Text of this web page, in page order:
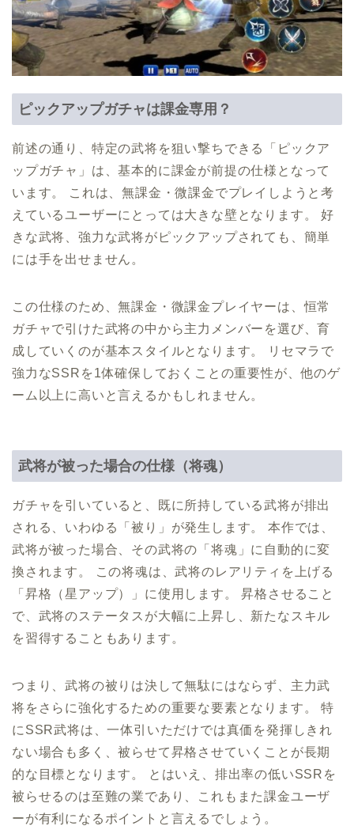
ピックアップガチャは課金専用？
前述の通り、特定の武将を狙い撃ちできる「ピックア
ップガチャ」は、基本的に課金が前提の仕様となって
います。 これは、無課金・微課金でプレイしようと考
えているユーザーにとっては大きな壁となります。 好
きな武将、強力な武将がピックアップされても、簡単
には手を出せません。
この仕様のため、無課金・微課金プレイヤーは、恒常
ガチャで引けた武将の中から主力メンバーを選び、育
成していくのが基本スタイルとなります。 リセマラで
強力なSSRを1体確保しておくことの重要性が、他のゲ
ーム以上に高いと言えるかもしれません。
武将が被った場合の仕様（将魂）
ガチャを引いていると、既に所持している武将が排出
される、いわゆる「被り」が発生します。 本作では、
武将が被った場合、その武将の「将魂」に自動的に変
換されます。 この将魂は、武将のレアリティを上げる
「昇格（星アップ）」に使用します。 昇格させること
で、武将のステータスが大幅に上昇し、新たなスキル
を習得することもあります。
つまり、武将の被りは決して無駄にはならず、主力武
将をさらに強化するための重要な要素となります。 特
にSSR武将は、一体引いただけでは真価を発揮しきれ
ない場合も多く、被らせて昇格させていくことが長期
的な目標となります。 とはいえ、排出率の低いSSRを
被らせるのは至難の業であり、これもまた課金ユーザ
ーが有利になるポイントと言えるでしょう。